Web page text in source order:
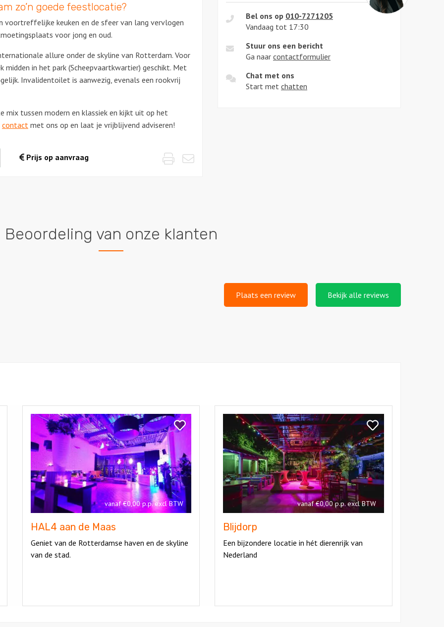
zo’n goede feestlocatie?
voortreffelijke keuken en de sfeer van lang vervlogen
voor jong en oud.
allure onder de skyline van Rotterdam. Voor
in het park (Scheepvaartkwartier) geschikt. Met
Invalidentoilet is aanwezig, evenals een rookvrij
mix tussen modern en klassiek en kijkt uit op het
contact met ons op en laat je vrijblijvend adviseren!
Prijs op aanvraag Email
Print
Bel ons op 010-7271205
Vandaag tot 17:30
Stuur ons een bericht
Ga naar contactformulier
Chat met ons
Start met chatten
Beoordeling van onze klanten
Plaats een review Bekijk alle reviews
Bekijk
aan
de
Maas
vanaf €0,00 p.p. excl BTW
HAL4 aan de Maas
Geniet van de Rotterdamse haven en de skyline
van de stad.
Maas
Bekijk
Blijdorp
vanaf €0,00 p.p. excl BTW
Blijdorp
Een bijzondere locatie in hét dierenrijk van
Nederland